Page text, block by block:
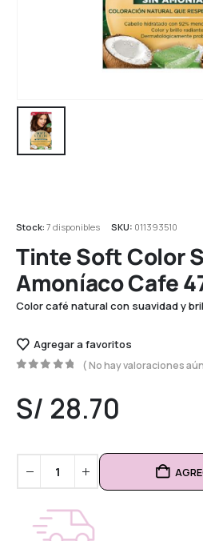
Stock: 7 disponibles SKU: 011393510
Tinte Soft Color
Amoníaco Cafe
Color café natural con suavidad y
Agregar a favoritos
( No hay valoraciones
S/ 28.70